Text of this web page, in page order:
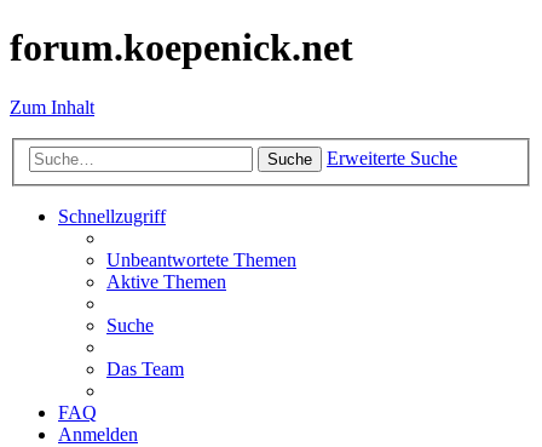
forum.koepenick.net
Zum Inhalt
Suche Erweiterte Suche
Schnellzugriff
Unbeantwortete Themen
Aktive Themen
Suche
Das Team
FAQ
Anmelden